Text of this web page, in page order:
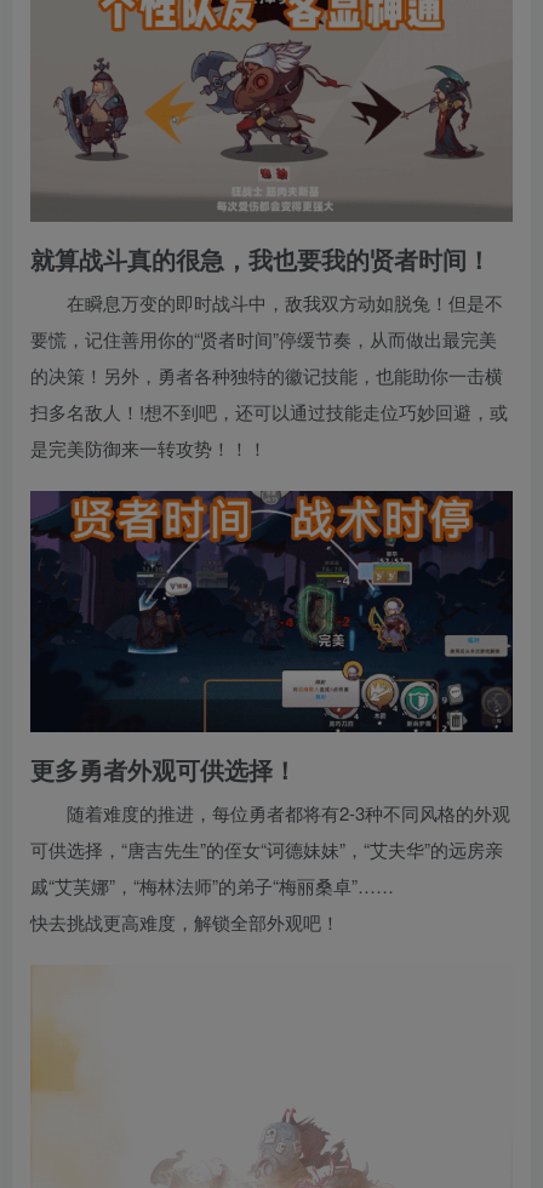
就算战斗真的很急，我也要我的贤者时间！
在瞬息万变的即时战斗中，敌我双方动如脱兔！但是不
要慌，记住善用你的“贤者时间”停缓节奏，从而做出最完美
的决策！另外，勇者各种独特的徽记技能，也能助你一击横
扫多名敌人！!想不到吧，还可以通过技能走位巧妙回避，或
是完美防御来一转攻势！！！
更多勇者外观可供选择！
随着难度的推进，每位勇者都将有2-3种不同风格的外观
可供选择，“唐吉先生”的侄女“诃德妹妹”，“艾夫华”的远房亲
戚“艾芙娜”，“梅林法师”的弟子“梅丽桑卓”……
快去挑战更高难度，解锁全部外观吧！